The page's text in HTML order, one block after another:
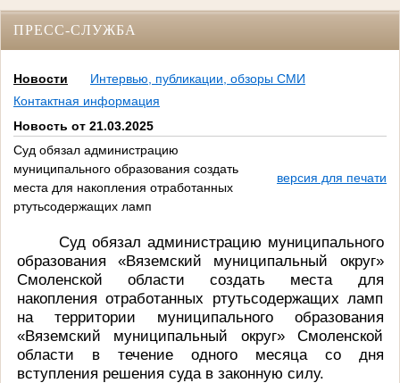
ПРЕСС-СЛУЖБА
Новости
Интервью, публикации, обзоры СМИ
Контактная информация
Новость от 21.03.2025
Суд обязал администрацию
муниципального образования создать
места для накопления отработанных
ртутьсодержащих ламп
версия для печати
Суд обязал администрацию муниципального
образования «Вяземский муниципальный округ»
Смоленской области создать места для
накопления отработанных ртутьсодержащих ламп
на территории муниципального образования
«Вяземский муниципальный округ» Смоленской
области в течение одного месяца со дня
вступления решения суда в законную силу.